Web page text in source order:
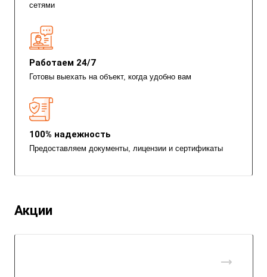
сетями
Работаем 24/7
Готовы выехать на объект, когда удобно вам
100% надежность
Предоставляем документы, лицензии и сертификаты
Акции